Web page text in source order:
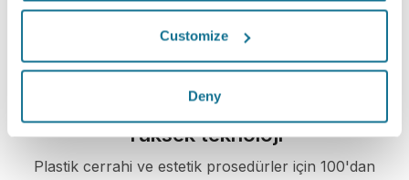
Customize
Deny
Yüksek teknoloji
Plastik cerrahi ve estetik prosedürler için 100'dan